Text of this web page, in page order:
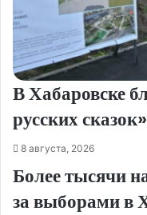
В Хабаровске
русских
8 августа, 2026
Более тысячи
за выборами в